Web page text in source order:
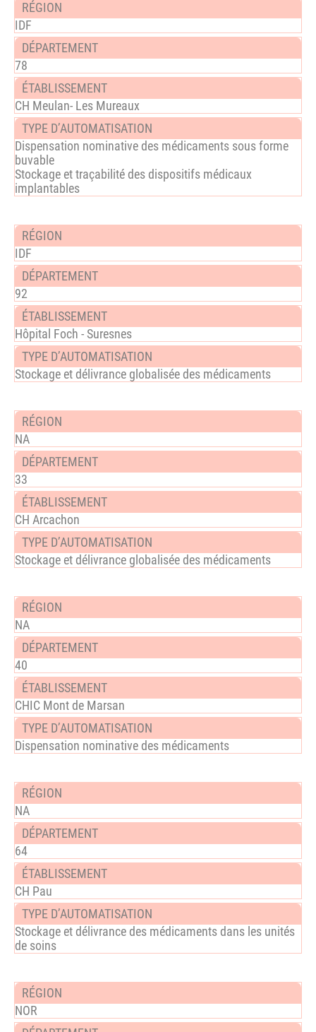
IDF
78
CH Meulan- Les Mureaux
Dispensation nominative des médicaments sous forme
buvable
Stockage et traçabilité des dispositifs médicaux
implantables
IDF
92
Hôpital Foch - Suresnes
Stockage et délivrance globalisée des médicaments
NA
33
CH Arcachon
Stockage et délivrance globalisée des médicaments
NA
40
CHIC Mont de Marsan
Dispensation nominative des médicaments
NA
64
CH Pau
Stockage et délivrance des médicaments dans les unités
de soins
NOR